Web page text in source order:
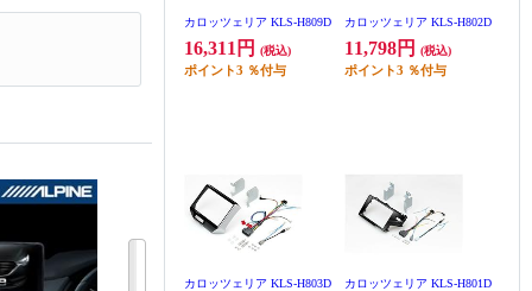
カロッツェリア KLS-H809D
16,311円 (税込)
ポイント3 ％付与
カロッツェリア KLS-H802D
11,798円 (税込)
ポイント3 ％付与
カロッツェリア KLS-H803D カロッツェリア KLS-H801D